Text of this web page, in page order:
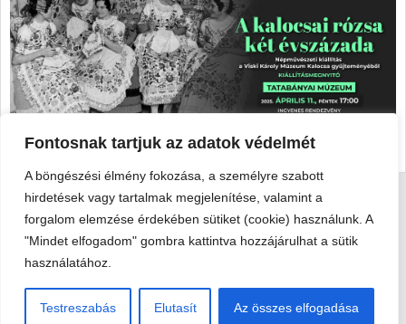
Fontosnak tartjuk az adatok védelmét
A böngészési élmény fokozása, a személyre szabott
hirdetések vagy tartalmak megjelenítése, valamint a
forgalom elemzése érdekében sütiket (cookie) használunk. A
"Mindet elfogadom" gombra kattintva hozzájárulhat a sütik
használatához.
Testreszabás Elutasít Az összes elfogadása
Viski Károly Múzeum Kalocsa
6300 Kalocsa, Szent István király út 25. · Telefon:+36 78 462
351
© 2026 Viski Károly Múzeum Kalocsa